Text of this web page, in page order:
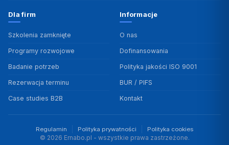
Dla firm
Szkolenia zamknięte
Programy rozwojowe
Badanie potrzeb
Rezerwacja terminu
Case studies B2B
Informacje
O nas
Dofinansowania
Polityka jakości ISO 9001
BUR / PIFS
Kontakt
© 2026 Ernabo.pl - wszystkie prawa zastrzeżone.
Regulamin Polityka prywatności Polityka cookies